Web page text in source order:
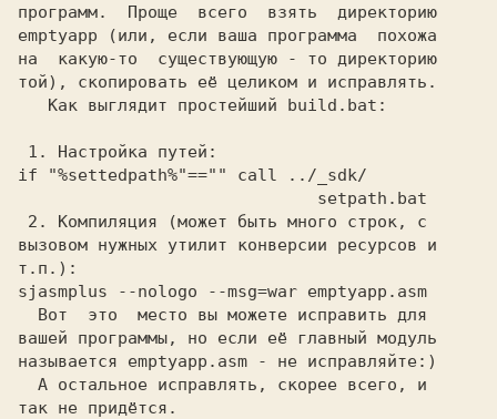
программ.  Проще  всего  взять  директорию
emptyapp (или, если ваша программа  похожа
на  какую-то  существующую - то директорию
той), скопировать её целиком и исправлять.
   Как выглядит простейший
build.bat:
1.
Настройка путей:
if "%settedpath%"=="" call ../_sdk/
2.
Компиляция (может быть много строк, с
вызовом нужных утилит конверсии ресурсов и
т.п.):
sjasmplus --nologo --msg=war emptyapp.asm
  Вот  это  место вы можете исправить для
вашей программы, но если её главный модуль
называется emptyapp.asm - не исправляйте:)
  А остальное исправлять, скорее всего, и
так не придётся.